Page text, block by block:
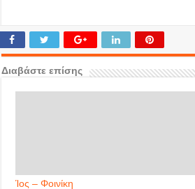
Διαβάστε επίσης
Ίος – Φοινίκη